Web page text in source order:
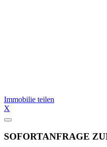
Immobilie teilen
X
SOFORTANFRAGE